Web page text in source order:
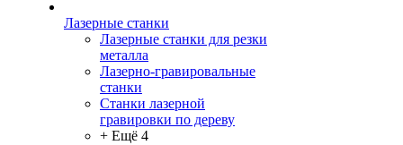
Лазерные станки
Лазерные станки для резки
металла
Лазерно-гравировальные
станки
Станки лазерной
гравировки по дереву
+ Ещё 4